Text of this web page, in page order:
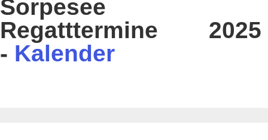
Sorpesee
Regatttermine 2025
- Kalender